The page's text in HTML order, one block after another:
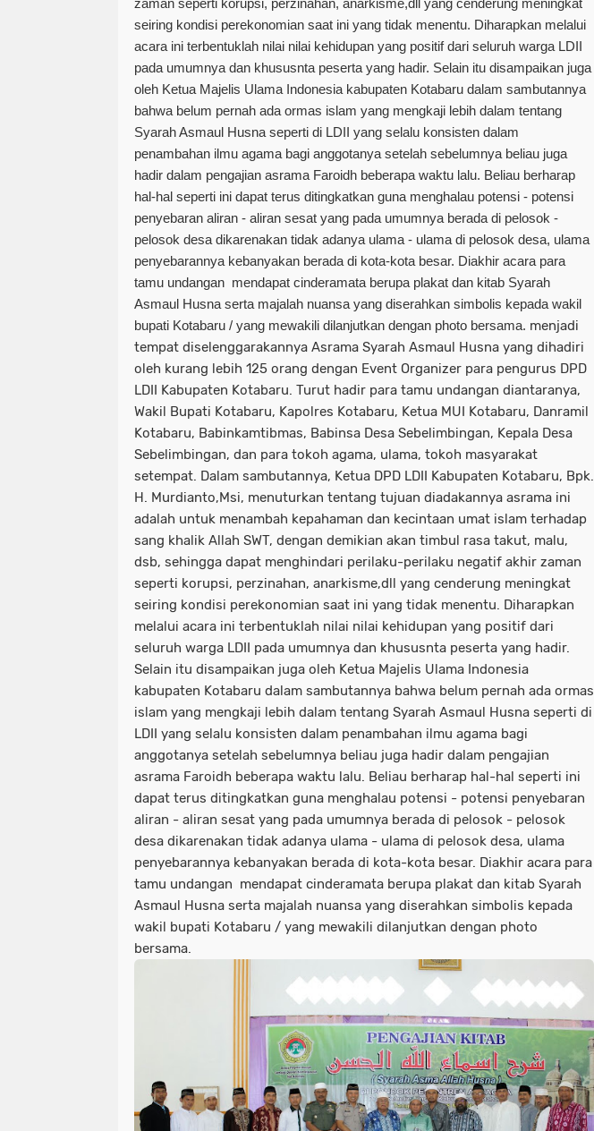
zaman seperti korupsi, perzinahan, anarkisme,dll yang cenderung meningkat
seiring kondisi perekonomian saat ini yang tidak menentu. Diharapkan melalui
acara ini terbentuklah nilai nilai kehidupan yang positif dari seluruh warga LDII
pada umumnya dan khususnta peserta yang hadir. Selain itu disampaikan juga
oleh Ketua Majelis Ulama Indonesia kabupaten Kotabaru dalam sambutannya
bahwa belum pernah ada ormas islam yang mengkaji lebih dalam tentang
Syarah Asmaul Husna seperti di LDII yang selalu konsisten dalam
penambahan ilmu agama bagi anggotanya setelah sebelumnya beliau juga
hadir dalam pengajian asrama Faroidh beberapa waktu lalu. Beliau berharap
hal-hal seperti ini dapat terus ditingkatkan guna menghalau potensi - potensi
penyebaran aliran - aliran sesat yang pada umumnya berada di pelosok -
pelosok desa dikarenakan tidak adanya ulama - ulama di pelosok desa, ulama
penyebarannya kebanyakan berada di kota-kota besar. Diakhir acara para
tamu undangan mendapat cinderamata berupa plakat dan kitab Syarah
Asmaul Husna serta majalah nuansa yang diserahkan simbolis kepada wakil
bupati Kotabaru / yang mewakili dilanjutkan dengan photo bersama. menjadi
tempat diselenggarakannya Asrama Syarah Asmaul Husna yang dihadiri
oleh kurang lebih 125 orang dengan Event Organizer para pengurus DPD
LDII Kabupaten Kotabaru. Turut hadir para tamu undangan diantaranya,
Wakil Bupati Kotabaru, Kapolres Kotabaru, Ketua MUI Kotabaru, Danramil
Kotabaru, Babinkamtibmas, Babinsa Desa Sebelimbingan, Kepala Desa
Sebelimbingan, dan para tokoh agama, ulama, tokoh masyarakat
setempat. Dalam sambutannya, Ketua DPD LDII Kabupaten Kotabaru, Bpk.
H. Murdianto,Msi, menuturkan tentang tujuan diadakannya asrama ini
adalah untuk menambah kepahaman dan kecintaan umat islam terhadap
sang khalik Allah SWT, dengan demikian akan timbul rasa takut, malu,
dsb, sehingga dapat menghindari perilaku-perilaku negatif akhir zaman
seperti korupsi, perzinahan, anarkisme,dll yang cenderung meningkat
seiring kondisi perekonomian saat ini yang tidak menentu. Diharapkan
melalui acara ini terbentuklah nilai nilai kehidupan yang positif dari
seluruh warga LDII pada umumnya dan khususnta peserta yang hadir.
Selain itu disampaikan juga oleh Ketua Majelis Ulama Indonesia
kabupaten Kotabaru dalam sambutannya bahwa belum pernah ada ormas
islam yang mengkaji lebih dalam tentang Syarah Asmaul Husna seperti di
LDII yang selalu konsisten dalam penambahan ilmu agama bagi
anggotanya setelah sebelumnya beliau juga hadir dalam pengajian
asrama Faroidh beberapa waktu lalu. Beliau berharap hal-hal seperti ini
dapat terus ditingkatkan guna menghalau potensi - potensi penyebaran
aliran - aliran sesat yang pada umumnya berada di pelosok - pelosok
desa dikarenakan tidak adanya ulama - ulama di pelosok desa, ulama
penyebarannya kebanyakan berada di kota-kota besar. Diakhir acara para
tamu undangan mendapat cinderamata berupa plakat dan kitab Syarah
Asmaul Husna serta majalah nuansa yang diserahkan simbolis kepada
wakil bupati Kotabaru / yang mewakili dilanjutkan dengan photo
bersama.